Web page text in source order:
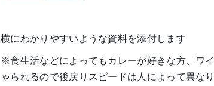
横にわかりやすいような資料を添付します
※食生活などによってもカレーが好きな方、ワ
ゃられるので後戻りスピードは人によって異な